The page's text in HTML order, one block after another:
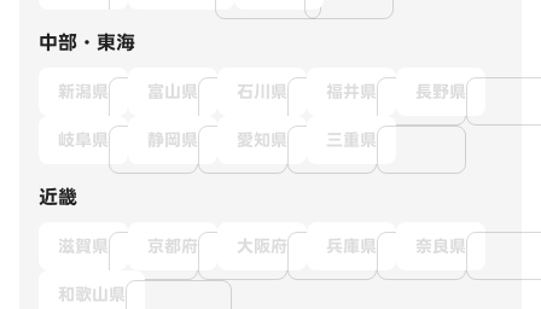
中部・東海
新潟県 富山県 石川県 福井県
長野県
岐阜県
静岡県 愛知県 三重県
近畿
滋賀県 京都府 大阪府 兵庫県
奈良県
和歌山県